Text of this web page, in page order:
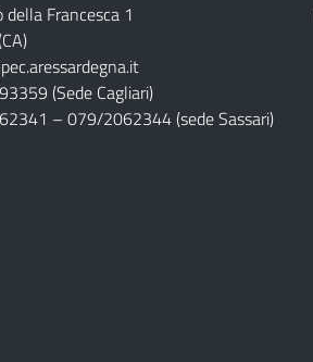
della Francesca 1
(Sede Cagliari)
– 079/2062344 (sede Sassari)